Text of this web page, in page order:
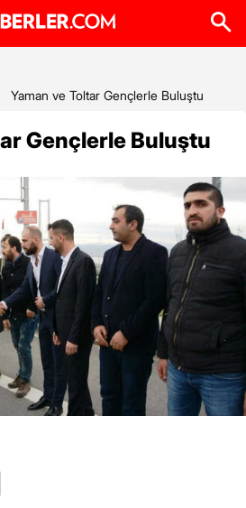
Yaman ve Toltar Gençlerle Buluştu
Gençlerle Buluştu